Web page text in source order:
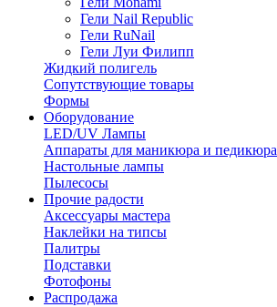
Гели Nail Republic
Гели RuNail
Гели Луи Филипп
Жидкий полигель
Сопутствующие товары
Формы
Оборудование
LED/UV Лампы
Аппараты для маникюра и педикюра
Настольные лампы
Пылесосы
Прочие радости
Аксессуары мастера
Наклейки на типсы
Палитры
Подставки
Фотофоны
Распродажа